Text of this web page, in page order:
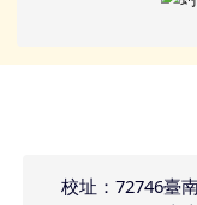
校址：72746臺